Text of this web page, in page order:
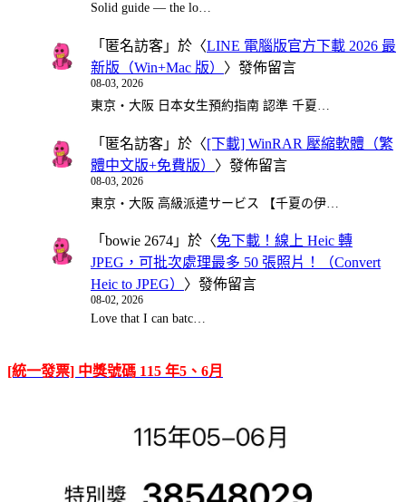
Solid guide — the lo…
「 匿名訪客 」於〈LINE 電腦版官方下載 2026 最
新版（Win+Mac 版） 〉發佈留言
08-03, 2026
東京・大阪 日本女生預約指南 認準 千夏…
「 匿名訪客 」於〈[下載] WinRAR 壓縮軟體（繁
體中文版+免費版） 〉發佈留言
08-03, 2026
東京・大阪 高級派遣サービス 【千夏の伊…
「 bowie 2674 」於〈免下載！線上 Heic 轉
JPEG，可批次處理最多 50 張照片！（Convert
Heic to JPEG） 〉發佈留言
08-02, 2026
Love that I can batc…
[統一發票] 中獎號碼 115 年5、6月